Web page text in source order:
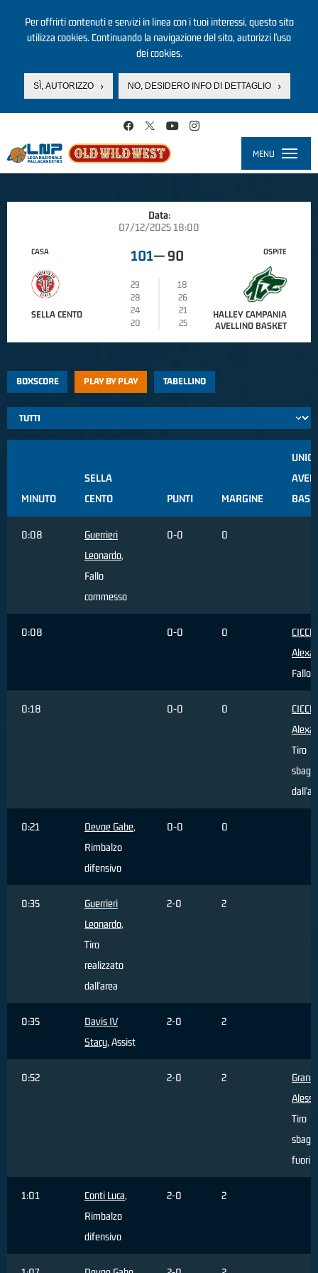
Per offrirti contenuti e servizi in linea con i tuoi interessi, questo sito
utilizza cookies. Continuando la navigazione del sito, autorizzi l’uso
dei cookies.
SÌ, AUTORIZZO NO, DESIDERO INFO DI DETTAGLIO
MENU
Data:
07/12/2025 18:00
CASA
SELLA CENTO
101— 90
29
18
28
26
24
21
20
25
OSPITE
HALLEY CAMPANIA
AVELLINO BASKET
BOXSCORE PLAY BY PLAY TABELLINO
MINUTO
SELLA
CENTO
PUNTI MARGINE
0:08
Guerrieri
Leonardo,
Fallo
commesso
0-0 0
0:08 0-0 0
Fallo
0:18 0-0 0
Tiro
0:21 Devoe Gabe,
Rimbalzo
difensivo
0-0 0
0:35
Guerrieri
Leonardo,
Tiro
realizzato
dall'area
2-0 2
0:35
Davis IV
Stacy, Assist
2-0 2
0:52 2-0 2
Tiro
fuori
1:01 Conti Luca,
Rimbalzo
difensivo
2-0 2